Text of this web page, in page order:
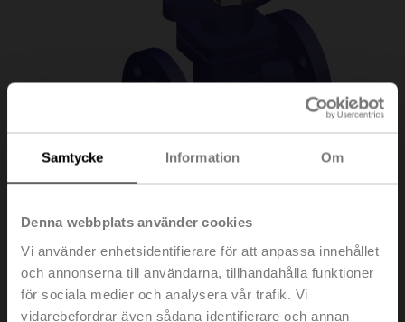
Samtycke Information Om
Denna webbplats använder cookies
Vi använder enhetsidentifierare för att anpassa innehållet
och annonserna till användarna, tillhandahålla funktioner
för sociala medier och analysera vår trafik. Vi
vidarebefordrar även sådana identifierare och annan
H6025X10-S2/SV24A-
MOD